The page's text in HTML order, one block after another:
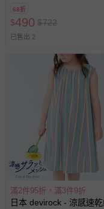
68折
$490 $722
已售出 2
滿2件95折，滿3件9折
日本 devirock - 涼感速